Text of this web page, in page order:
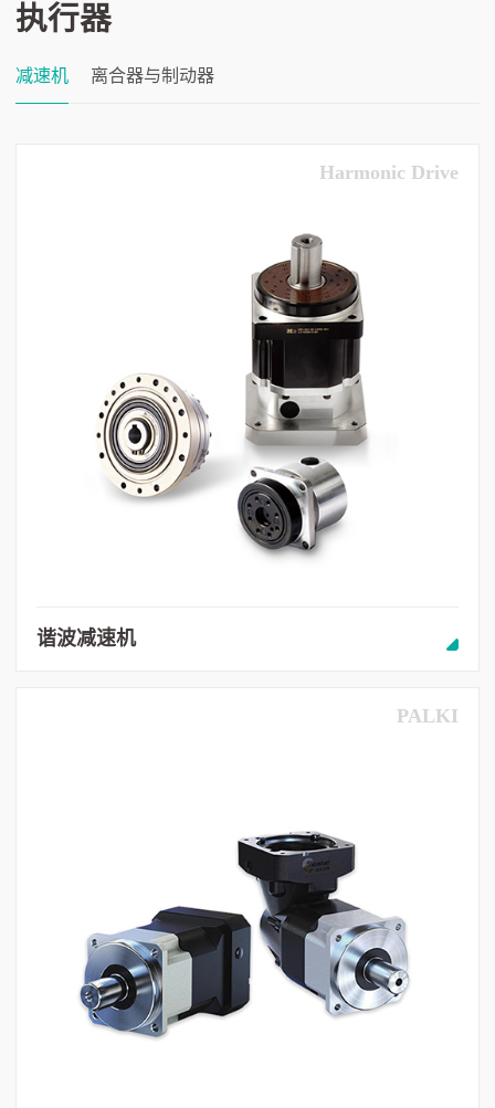
执行器
减速机 离合器与制动器
Harmonic Drive
谐波减速机
PALKI